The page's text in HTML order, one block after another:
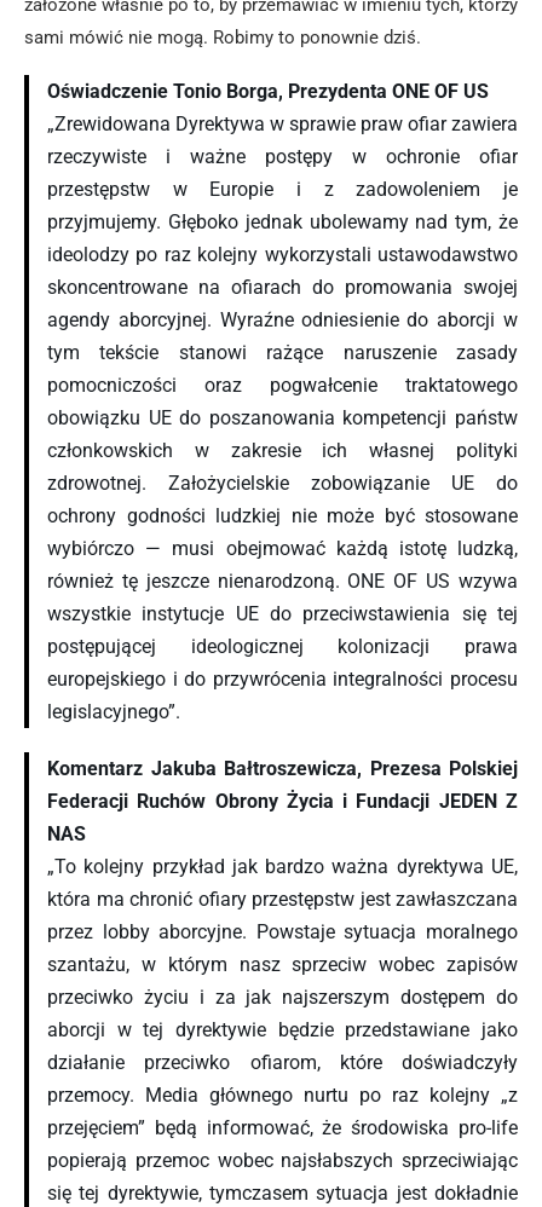
założone właśnie po to, by przemawiać w imieniu tych, którzy
sami mówić nie mogą. Robimy to ponownie dziś.
Oświadczenie Tonio Borga, Prezydenta ONE OF US
„Zrewidowana Dyrektywa w sprawie praw ofiar zawiera
rzeczywiste i ważne postępy w ochronie ofiar
przestępstw w Europie i z zadowoleniem je
przyjmujemy. Głęboko jednak ubolewamy nad tym, że
ideolodzy po raz kolejny wykorzystali ustawodawstwo
skoncentrowane na ofiarach do promowania swojej
agendy aborcyjnej. Wyraźne odniesienie do aborcji w
tym tekście stanowi rażące naruszenie zasady
pomocniczości oraz pogwałcenie traktatowego
obowiązku UE do poszanowania kompetencji państw
członkowskich w zakresie ich własnej polityki
zdrowotnej. Założycielskie zobowiązanie UE do
ochrony godności ludzkiej nie może być stosowane
wybiórczo — musi obejmować każdą istotę ludzką,
również tę jeszcze nienarodzoną. ONE OF US wzywa
wszystkie instytucje UE do przeciwstawienia się tej
postępującej ideologicznej kolonizacji prawa
europejskiego i do przywrócenia integralności procesu
legislacyjnego”.
Komentarz Jakuba Bałtroszewicza, Prezesa Polskiej
Federacji Ruchów Obrony Życia i Fundacji JEDEN Z
NAS
„To kolejny przykład jak bardzo ważna dyrektywa UE,
która ma chronić ofiary przestępstw jest zawłaszczana
przez lobby aborcyjne. Powstaje sytuacja moralnego
szantażu, w którym nasz sprzeciw wobec zapisów
przeciwko życiu i za jak najszerszym dostępem do
aborcji w tej dyrektywie będzie przedstawiane jako
działanie przeciwko ofiarom, które doświadczyły
przemocy. Media głównego nurtu po raz kolejny „z
przejęciem” będą informować, że środowiska pro-life
popierają przemoc wobec najsłabszych sprzeciwiając
się tej dyrektywie, tymczasem sytuacja jest dokładnie